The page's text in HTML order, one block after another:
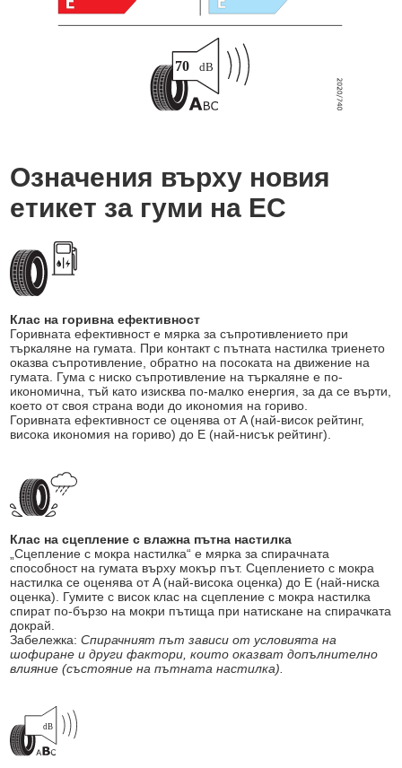
Означения върху новия
етикет за гуми на ЕС
Клас на горивна ефективност
Горивната ефективност е мярка за съпротивлението при
търкаляне на гумата. При контакт с пътната настилка триенето
оказва съпротивление, обратно на посоката на движение на
гумата. Гума с ниско съпротивление на търкаляне е по-
икономична, тъй като изисква по-малко енергия, за да се върти,
което от своя страна води до икономия на гориво.
Горивната ефективност се оценява от A (най-висок рейтинг,
висока икономия на гориво) до E (най-нисък рейтинг).
Клас на сцепление с влажна пътна настилка
„Сцепление с мокра настилка“ е мярка за спирачната
способност на гумата върху мокър път. Сцеплението с мокра
настилка се оценява от A (най-висока оценка) до E (най-ниска
оценка). Гумите с висок клас на сцепление с мокра настилка
спират по-бързо на мокри пътища при натискане на спирачката
докрай.
Забележка:Спирачният път зависи от условията на
шофиране и други фактори, които оказват допълнително
влияние (състояние на пътната настилка).